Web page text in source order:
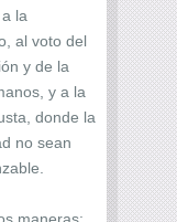
la
al voto del
y de la
y a la
donde la
no sean
maneras: